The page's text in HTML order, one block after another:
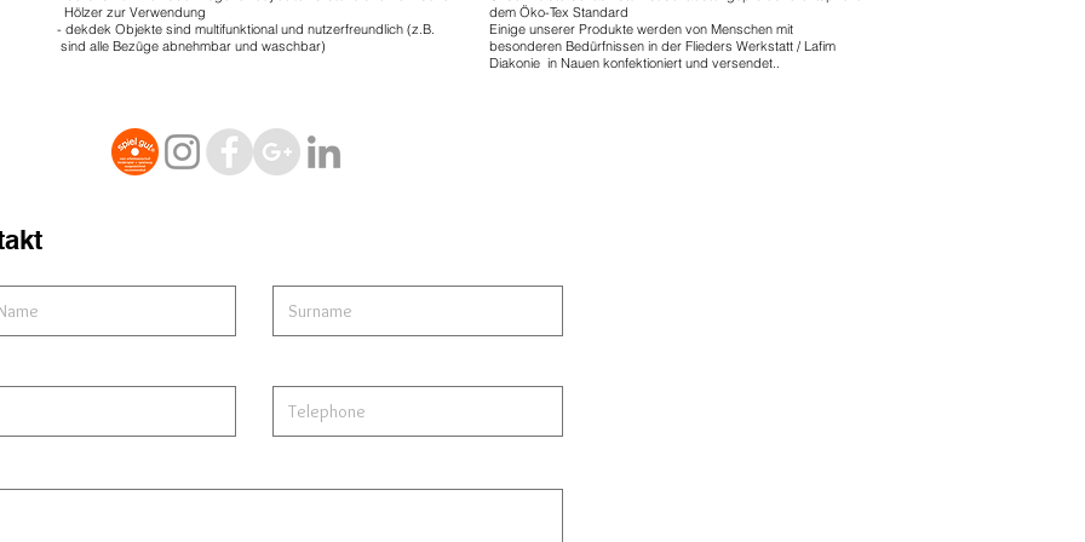
Hölzer zur Verwendung
- dekdek Objekte sind multifunktional und nutzerfreundlich (z.B.
sind alle Bezüge abnehmbar und waschbar)
dem Öko-Tex Standard
Einige unserer Produkte werden von Menschen mit
besonderen Bedürfnissen in der Flieders Werkstatt / Lafim
Diakonie in Nauen konfektioniert und versendet..